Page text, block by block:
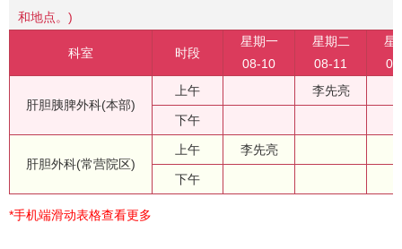
和地点。)
科室 时段
星期一
08-10
星期二
08-11
星
肝胆胰脾外科(本部)
上午 李先亮
下午
肝胆外科(常营院区)
上午 李先亮
下午
*手机端滑动表格查看更多